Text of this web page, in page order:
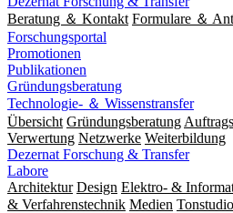
Beratung ＆ Kontakt Formulare ＆
Forschungsportal
Promotionen
Publikationen
Gründungsberatung
Technologie- ＆ Wissenstransfer
Übersicht Gründungsberatung
Verwertung Netzwerke Weiterbildung
Dezernat Forschung & Transfer
Labore
Architektur Design Elektro- &
& Verfahrenstechnik Medien